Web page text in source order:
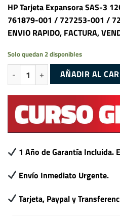
HP Tarjeta Expansora SAS-3
761879-001 / 727253-001 /
ENVIO RAPIDO, FACTURA,
Solo quedan 2 disponibles
HP Tarjeta Expansora SAS-3
AÑADIR AL
1 Año de Garantía Incluida.
Envío Inmediato Urgente.
Tarjeta, Paypal y